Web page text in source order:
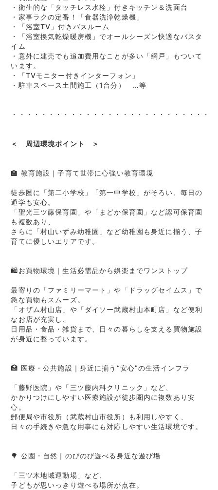
・衛生的な「タッチレス水栓」付きキッチン＆洗面台
・家事ラクの定番！「食器洗浄乾燥機」
・「浴室TV」付きバスルーム
・「浴室換気乾燥暖房機」でオールシーズン快適なバスタ
イム
・意外に建売でも追加費用なことが多い「網戸」もついて
います。
・「TVモニター付きインターフォン」
・駐車スペース土間施工（1台分） …等
・・・・・・・・・・・・・・・・・・・・・・・・・・・
＜ 周辺環境ポイント ＞
🏫 教育施設｜子育て世帯に心強い教育環境
徒歩圏に「第二小学校」「第一中学校」がそろい、毎日の
通学も安心。
「聖光三ツ藤保育園」や「まどか保育園」など認可保育園
も複数あり、
さらに「村山いずみ幼稚園」など幼稚園も身近に揃う、子
育てに優しいエリアです。
🛍️お買物環境｜生活必需品から娯楽までワンストップ
最寄りの「ファミリーマート」や「ドラッグセイムス」で
急な買物もスムーズ。
「オザム村山店」や「ダイソー武蔵村山本町店」など便利
なお店が充実し、
日用品・食品・雑貨まで、日々の暮らしを支える買物施設
が身近に整っています。
🏥 医療・公共施設｜身近に揃う“安心”の生活インフラ
「藤野医院」や「三ツ藤内科クリニック」など、
かかりつけにしやすい医療施設が徒歩圏内に複数あり安
心。
郵便局や市役所（武蔵村山市役所）も利用しやすく、
日々の手続きや急な用事にも対応しやすい生活環境です。
🌳 公園・自然｜のびのび遊べる身近な遊び場
「三ツ木地域運動場」など、
子どもが思いっきり遊べる場所が点在。